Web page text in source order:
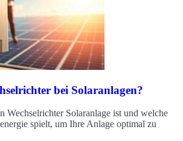
bei Solaranlagen?
Wechselrichter Solaranlage ist und welche
spielt, um Ihre Anlage optimal zu